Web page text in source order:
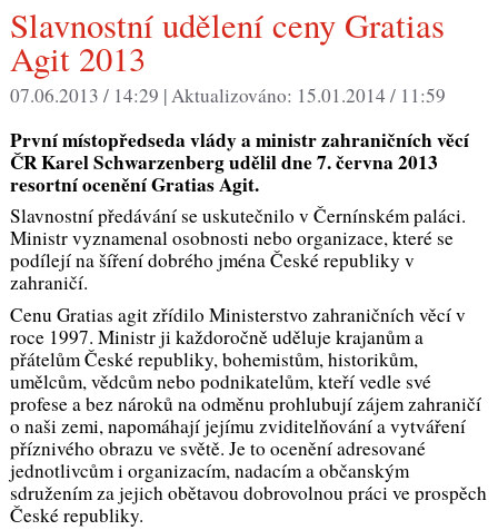
Slavnostní udělení ceny Gratias
Agit 2013
07.06.2013 / 14:29 |Aktualizováno: 15.01.2014 / 11:59
První místopředseda vlády a ministr zahraničních věcí
ČR Karel Schwarzenberg udělil dne 7. června 2013
resortní ocenění Gratias Agit.
Slavnostní předávání se uskutečnilo v Černínském paláci.
Ministr vyznamenal osobnosti nebo organizace, které se
podílejí na šíření dobrého jména České republiky v
zahraničí.
Cenu Gratias agit zřídilo Ministerstvo zahraničních věcí v
roce 1997. Ministr ji každoročně uděluje krajanům a
přátelům České republiky, bohemistům, historikům,
umělcům, vědcům nebo podnikatelům, kteří vedle své
profese a bez nároků na odměnu prohlubují zájem zahraničí
o naši zemi, napomáhají jejímu zviditelňování a vytváření
příznivého obrazu ve světě. Je to ocenění adresované
jednotlivcům i organizacím, nadacím a občanským
sdružením za jejich obětavou dobrovolnou práci ve prospěch
České republiky.